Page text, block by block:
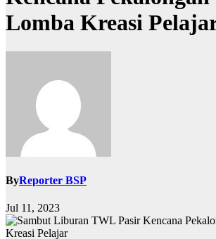
Lomba Kreasi
ByReporter BSP
Jul 11, 2023